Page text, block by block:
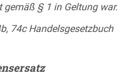
ge­mäß § 1 in Gel­tung war.
74c Han­dels­ge­setz­buch